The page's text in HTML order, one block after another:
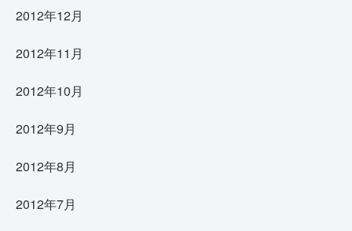
2012年12月
2012年11月
2012年10月
2012年9月
2012年8月
2012年7月